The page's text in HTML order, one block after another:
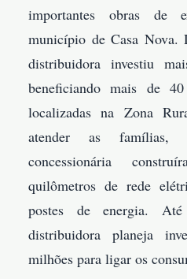
importantes obras de
município de Casa Nova.
distribuidora investiu
beneficiando mais de
localizadas na Zona
atender as famílias,
concessionária
quilômetros de rede
postes de energia.
distribuidora planeja
milhões para ligar os